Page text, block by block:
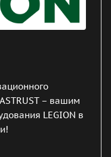
– вашим
LEGION в